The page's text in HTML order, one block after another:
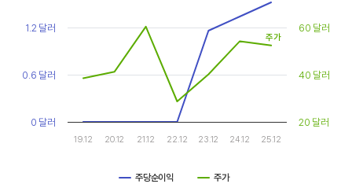
높으면 주가수익배수도 높게 평가 받습니다. 이는 순이익 성장률이 높으면 주가도 크게
상승한다는 뜻입니다.
10년 간 장기적인 주가수익배수의 움직임과 최고, 최저점을 확인한 후, 현재 시점
주가수익배수와 비교해 주가가 싼지 비싼지를 평가하는게 좋습니다. 일반적으로 장기적인
주가수익배수의 평균 정도에 있으면 매수를 검토하고, 역사적인 최고점 수준에 있다면
이익이 더 성장할 수 있을지 더 꼼꼼히 살피고 유의해야 합니다.
The chart has 1 X axis displaying categories.
The chart has 2 Y axes displaying values, and values.
주당순이익 주가
19.12 20.12 21.12 22.12 23.12 24.12 25.12
0 달러
0.6 달러
1.2 달러
20 달러
40 달러
60 달러
주가